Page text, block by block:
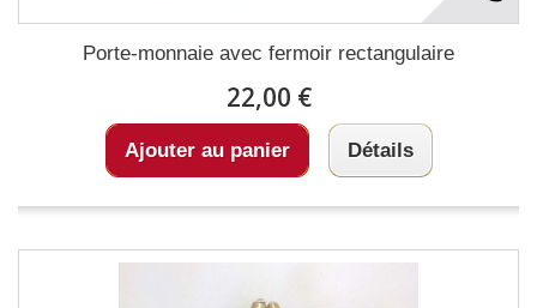
Porte-monnaie avec fermoir rectangulaire
22,00 €
Ajouter au panier Détails